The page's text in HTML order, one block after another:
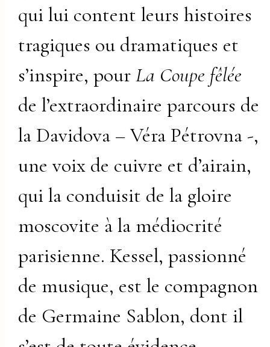
qui lui content leurs histoires
tragiques ou dramatiques et
s’inspire, pourLa Coupe fêlée
de l’extraordinaire parcours de
la Davidova – Véra Pétrovna -,
une voix de cuivre et d’airain,
qui la conduisit de la gloire
moscovite à la médiocrité
parisienne. Kessel, passionné
de musique, est le compagnon
de Germaine Sablon, dont il